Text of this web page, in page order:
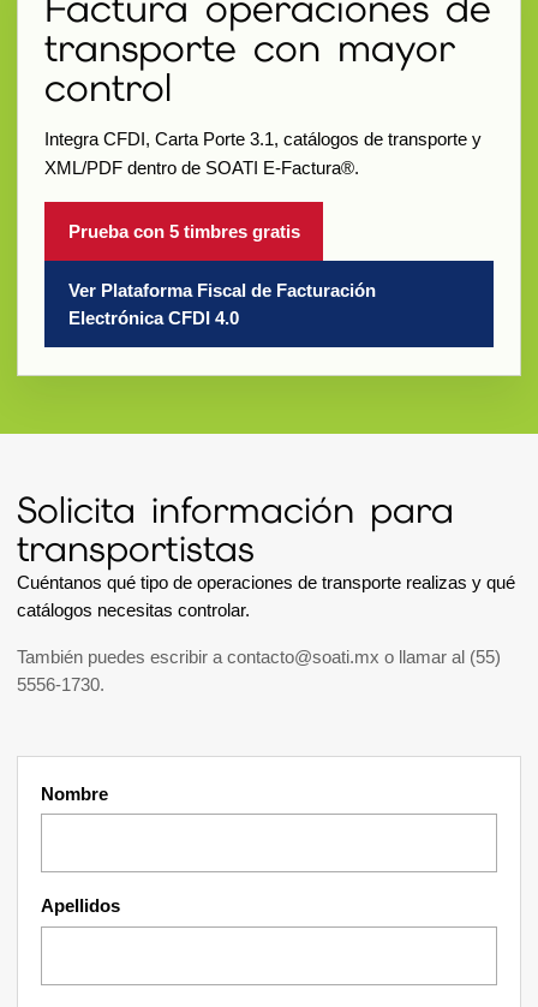
transporte con mayor
control
Integra CFDI, Carta Porte 3.1, catálogos de transporte y
XML/PDF dentro de SOATI E-Factura®.
Prueba con 5 timbres gratis
Ver Plataforma Fiscal de Facturación
Electrónica CFDI 4.0
Solicita información para
transportistas
Cuéntanos qué tipo de operaciones de transporte realizas y qué
catálogos necesitas controlar.
También puedes escribir a contacto@soati.mx o llamar al (55)
5556-1730.
Nombre
Apellidos